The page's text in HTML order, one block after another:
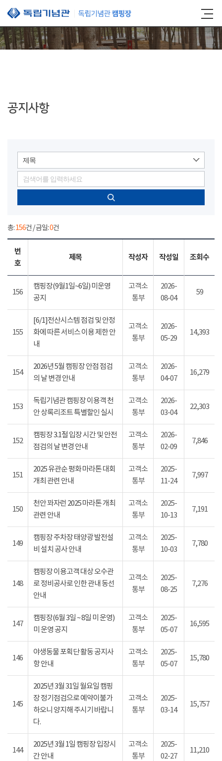
본문 바로가기
공지사항
제목
총:156건 / 금일:0건
번
호
제목 작성자 작성일 조회수
156
캠핑장(9월1일~6일) 미운영
공지
고객소
통부
2026-
08-04
59
155
[6/1]전산시스템 점검 및 안정
화에 따른 서비스 이용 제한 안
내
고객소
통부
2026-
05-29
14,393
154
2026년 5월 캠핑장 안점 점검
의 날 변경 안내
고객소
통부
2026-
04-07
16,279
153
독립기념관 캠핑장 이용객 천
안 상록리조트 특별할인 실시
고객소
통부
2026-
03-04
22,303
152
캠핑장 3.1절 입장 시간 및 안전
점검의 날 변경 안내
고객소
통부
2026-
02-09
7,846
151
2025 유관순 평화 마라톤 대회
개최 관련 안내
고객소
통부
2025-
11-24
7,997
150
천안 꽈자런 2025 마라톤 개최
관련 안내
고객소
통부
2025-
10-13
7,191
149
캠핑장 주차장 태양광 발전설
비 설치 공사 안내
고객소
통부
2025-
10-03
7,780
148
캠핑장 이용고객 대상 오수관
로 정비공사로 인한 관내 동선
안내
고객소
통부
2025-
08-25
7,276
147
캠핑장(6월 3일 ~ 8일 미 운영)
미 운영 공지
고객소
통부
2025-
05-07
16,595
146
야생동물 포획단 활동 공지사
항 안내
고객소
통부
2025-
05-07
15,780
145
2025년 3월 31일 월요일 캠핑
장 정기점검으로 예약이불가
하오니 양지해 주시기 바랍니
다.
고객소
통부
2025-
03-14
15,757
144
2025년 3월 1일 캠핑장 입장시
간 안내
고객소
통부
2025-
02-27
11,210